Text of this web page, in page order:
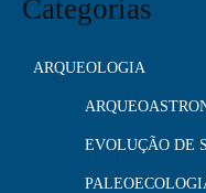
Categorias
ARQUEOLOGIA
EVOLUÇÃO DE